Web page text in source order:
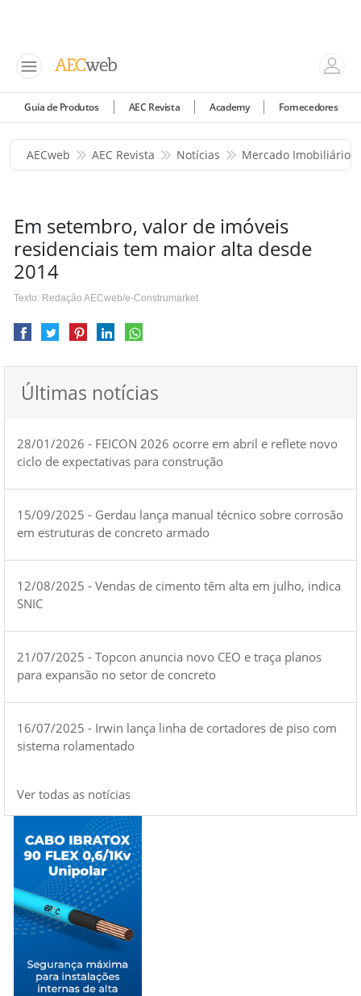
Guia de Produtos AEC Revista Academy Fornecedores
AECweb AEC Revista Notícias Mercado Imobiliário
Em setembro, valor de imóveis
residenciais tem maior alta desde
2014
Texto: Redação AECweb/e-Construmarket
Últimas notícias
28/01/2026 - FEICON 2026 ocorre em abril e reflete novo
ciclo de expectativas para construção
15/09/2025 - Gerdau lança manual técnico sobre corrosão
em estruturas de concreto armado
12/08/2025 - Vendas de cimento têm alta em julho, indica
SNIC
21/07/2025 - Topcon anuncia novo CEO e traça planos
para expansão no setor de concreto
16/07/2025 - Irwin lança linha de cortadores de piso com
sistema rolamentado
Ver todas as notícias